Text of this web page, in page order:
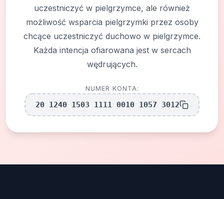
uczestniczyć w pielgrzymce, ale również
możliwość wsparcia pielgrzymki przez osoby
chcące uczestniczyć duchowo w pielgrzymce.
Każda intencja ofiarowana jest w sercach
wędrujących.
NUMER KONTA:
20 1240 1503 1111 0010 1057 3012